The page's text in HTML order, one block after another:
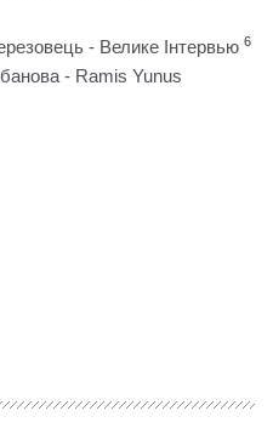
- Велике Інтервью 6
- Ramis Yunus